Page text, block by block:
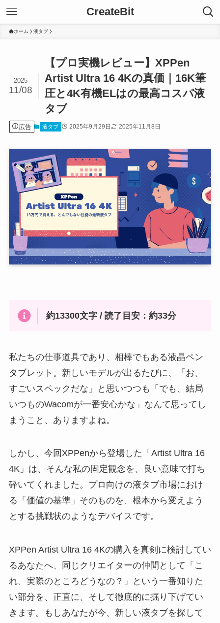
CreateBit
ホーム 液タブ
【プロ実機レビュー】XPPen
Artist Ultra 16 4Kの真価｜16K筆
圧と4K有機ELはの最高コスパ液
タブ
2025
11/08
広告 液タブ 2025年9月29日 2025年11月8日
約13300文字 / 読了目安：約33分
私たちの仕事道具であり、相棒でもある液晶ペン
タブレット。新しいモデルが出るたびに、「お、
すごいスペックだな」と思いつつも「でも、結局
いつものWacomが一番安心かな」なんて思ってし
まうこと、ありますよね。
しかし、今回XPPenから登場した「Artist Ultra 16
4K」は、そんな私の固定観念を、良い意味で打ち
砕いてくれました。プロ向けの液タブ市場におけ
る「価値の基準」そのものを、根本から変えよう
とする挑戦状のようなデバイスです。
XPPen Artist Ultra 16 4Kの購入を真剣に検討してい
るあなたへ、同じクリエイターの仲間として「こ
れ、実際のところどうなの？」という一番知りた
い部分を、正直に、そして徹底的に掘り下げてい
きます。もしあなたが今、新しい液タブを探して